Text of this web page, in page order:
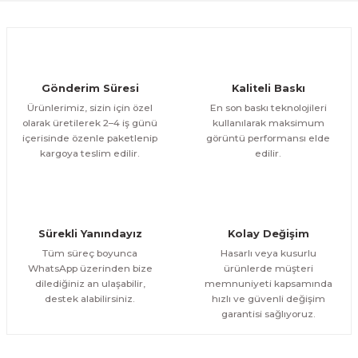
Eskitme Detaylı Mavi Ekru Çiçek 3 Parça Pleksi Aynalı Tablo
1.000,00 TL
800,00 TL
ÜRÜNÜ İNCELE
%13
800,00 TL %13
Evinemoda
Gönderim Süresi
Ürünlerimiz, sizin için özel
olarak üretilerek 2–4 iş günü
içerisinde özenle paketlenip
kargoya teslim edilir.
Kaliteli Baskı
En son baskı teknolojileri
kullanılarak maksimum
görüntü performansı elde
edilir.
Sürekli Yanındayız
Tüm süreç boyunca
WhatsApp üzerinden bize
dilediğiniz an ulaşabilir,
destek alabilirsiniz.
Kolay Değişim
Hasarlı veya kusurlu
ürünlerde müşteri
memnuniyeti kapsamında
hızlı ve güvenli değişim
garantisi sağlıyoruz.